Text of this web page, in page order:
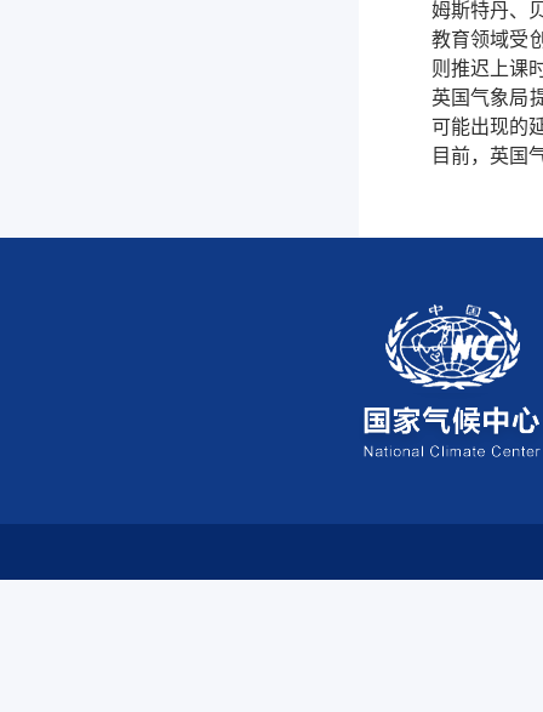
姆斯特丹、
教育领域受
则推迟上课
英国气象局
可能出现的
目前，英国